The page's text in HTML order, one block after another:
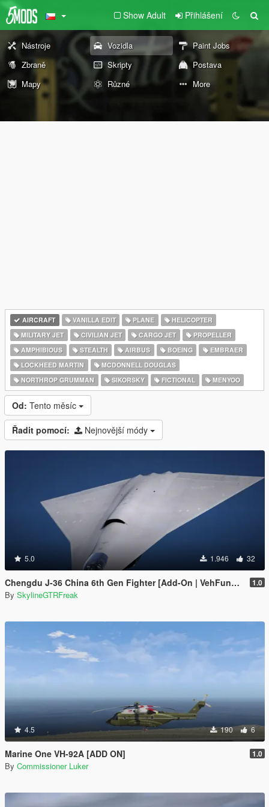
Show Adult Přihlášení
Nástroje Vozidla
Paint Jobs
Zbraně
Skripty
Postava
Mapy
Různé More
AIRCRAFT VANILLA EDIT PLANE
HELICOPTER
MILITARY JET
CIVILIAN JET CARGO JET
PROPELLER
AMPHIBIOUS
STEALTH AIRBUS BOEING
EMBRAER
LOCKHEED MARTIN
MCDONNELL DOUGLAS
NORTHROP GRUMMAN
SIKORSKY FICTIONAL MENYOO
Od: Tento měsíc
Řadit pomocí: Nejnovější módy
5.0 1.946 32
Chengdu J-36 China 6th Gen Fighter [Add-On | VehFuncs V] 1.0
By SkylineGTRFreak
4.5 190 6
Marine One VH-92A [ADD ON] 1.0
By Commissioner Luker